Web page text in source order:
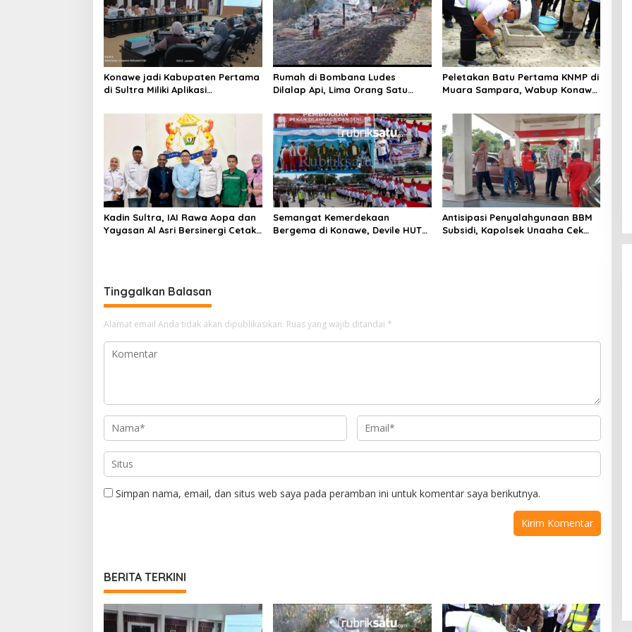
Konawe jadi Kabupaten Pertama
di Sultra Miliki Aplikasi
Restui Anggaran Rp200 Juta
Rumah di Bombana Ludes
Dilalap Api, Lima Orang Satu
Peletakan Batu Pertama KNMP di
Muara Sampara, Wabup Konawe
Pusat
Kadin Sultra, IAI Rawa Aopa dan
Yayasan Al Asri Bersinergi Cetak
Semangat Kemerdekaan
Bergema di Konawe, Devile HUT
Antisipasi Penyalahgunaan BBM
Subsidi, Kapolsek Unaaha Cek
Tinggalkan Balasan
Alamat email Anda tidak akan dipublikasikan. Ruas yang wajib ditandai *
Simpan nama, email, dan situs web saya pada peramban ini untuk komentar saya berikutnya.
BERITA TERKINI